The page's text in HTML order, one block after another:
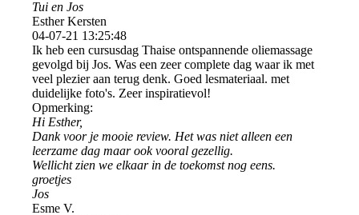
Tui en Jos
Esther Kersten
04-07-21 13:25:48
Ik heb een cursusdag Thaise ontspannende oliemassage
gevolgd bij Jos. Was een zeer complete dag waar ik met
veel plezier aan terug denk. Goed lesmateriaal. met
duidelijke foto's. Zeer inspiratievol!
Opmerking:
Hi Esther,
Dank voor je mooie review. Het was niet alleen een
leerzame dag maar ook vooral gezellig.
Wellicht zien we elkaar in de toekomst nog eens.
groetjes
Jos
Esme V.